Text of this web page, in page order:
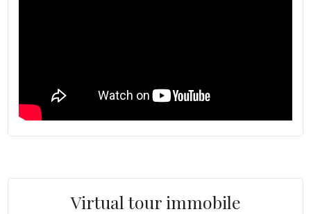
Virtual tour immobile